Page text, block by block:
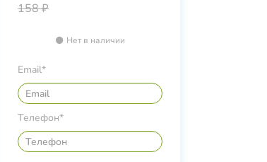
158 ₽
Нет в наличии
Email*
Телефон*